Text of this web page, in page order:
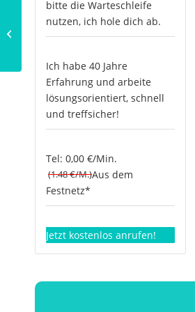
bitte die Warteschleife
nutzen, ich hole dich ab.
Ich habe 40 Jahre
Erfahrung und arbeite
lösungsorientiert, schnell
und treffsicher!
Tel: 0,00 €/Min.
(1.48 €/M.)Aus dem
Festnetz*
Jetzt kostenlos anrufen!
Götter im Hinduismus:
Shiva und der Tanz